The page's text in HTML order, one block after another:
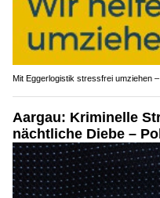
Mit Eggerlogistik stressfrei umziehen
Aargau: Kriminelle
nächtliche Diebe –